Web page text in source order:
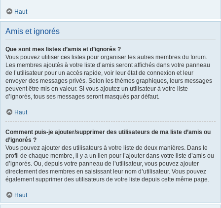
Haut
Amis et ignorés
Que sont mes listes d’amis et d’ignorés ?
Vous pouvez utiliser ces listes pour organiser les autres membres du forum.
Les membres ajoutés à votre liste d’amis seront affichés dans votre panneau
de l’utilisateur pour un accès rapide, voir leur état de connexion et leur
envoyer des messages privés. Selon les thèmes graphiques, leurs messages
peuvent être mis en valeur. Si vous ajoutez un utilisateur à votre liste
d’ignorés, tous ses messages seront masqués par défaut.
Haut
Comment puis-je ajouter/supprimer des utilisateurs de ma liste d’amis ou
d’ignorés ?
Vous pouvez ajouter des utilisateurs à votre liste de deux manières. Dans le
profil de chaque membre, il y a un lien pour l’ajouter dans votre liste d’amis ou
d’ignorés. Ou, depuis votre panneau de l’utilisateur, vous pouvez ajouter
directement des membres en saisissant leur nom d’utilisateur. Vous pouvez
également supprimer des utilisateurs de votre liste depuis cette même page.
Haut